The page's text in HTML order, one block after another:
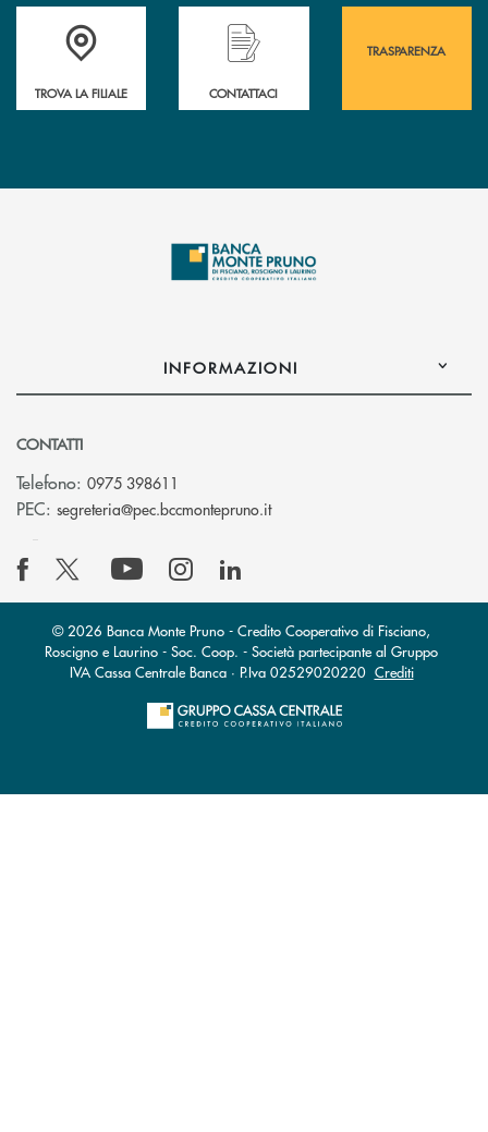
Accedi all' elenco completo&nbsp; delle&nbsp; filiali&nbsp; di Banca
TROVA LA FILIALE
Hai bisogno di assistenza immediata?
CONTATTACI
TRASPARENZA
INFORMAZIONI
CONTATTI
Telefono: 0975 398611
PEC: segreteria@pec.bccmontepruno.it(si apre l’app di posta
© 2026 Banca Monte Pruno - Credito Cooperativo di Fisciano,
Roscigno e Laurino - Soc. Coop. - Società partecipante al Gruppo
IVA Cassa Centrale Banca · P.Iva 02529020220 Crediti